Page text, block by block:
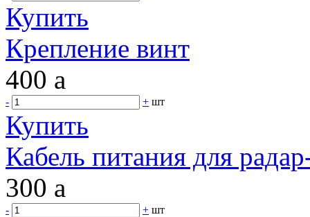
Купить
Крепление винт
400 a
- + шт
Купить
Кабель питания для
300 a
- + шт